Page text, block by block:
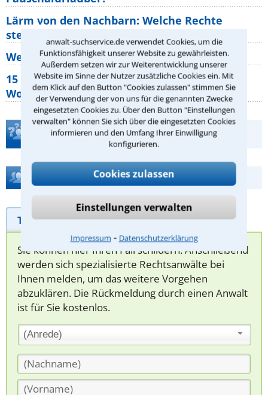
anwalt-suchservice.de verwendet Cookies, um die
Funktionsfähigkeit unserer Website zu gewährleisten.
Außerdem setzen wir zur Weiterentwicklung unserer
Website im Sinne der Nutzer zusätzliche Cookies ein. Mit
dem Klick auf den Button "Cookies zulassen" stimmen Sie
der Verwendung der von uns für die genannten Zwecke
eingesetzten Cookies zu. Über den Button "Einstellungen
verwalten" können Sie sich über die eingesetzten Cookies
informieren und den Umfang Ihrer Einwilligung
konfigurieren.
Cookies zulassen
Einstellungen verwalten
Impressum ⁃ Datenschutzerklärung
Lärm von den Nachbarn: Welche Rechte
stehen mir zu?
Wer muss Zweitwohnungssteuer zahlen?
15 elementare Rechte, die jeder
Wohnungseigentümer kennen sollte
Teste Dein Rechtswissen
Hilfe bei Ihrer Anwaltsuche?
Telefonhilfe Beratungsanfrage
Sie können hier Ihren Fall schildern. Anschließend
werden sich spezialisierte Rechtsanwälte bei
Ihnen melden, um das weitere Vorgehen
abzuklären. Die Rückmeldung durch einen Anwalt
ist für Sie kostenlos.
(Anrede)